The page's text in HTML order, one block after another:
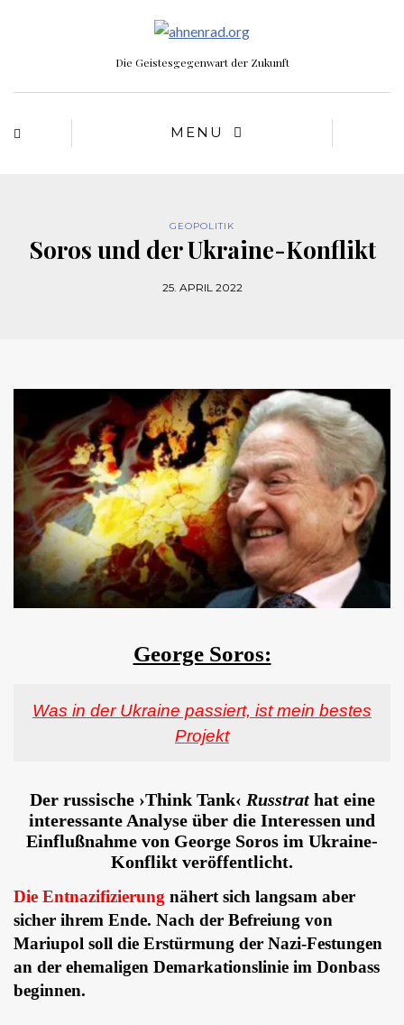
Die Geistesgegenwart der Zukunft
MENU
GEOPOLITIK
Soros und der Ukraine-Konflikt
25. APRIL 2022
George Soros:
Was in der Ukraine passiert, ist mein bestes
Projekt
Der russische ›Think Tank‹ Russtrat hat eine
interessante Analyse über die Interessen und
Einflußnahme von George Soros im Ukraine-
Konflikt veröffentlicht.
Die Entnazifizierung nähert sich langsam aber
sicher ihrem Ende. Nach der Befreiung von
Mariupol soll die Erstürmung der Nazi-Festungen
an der ehemaligen Demarkationslinie im Donbass
beginnen.